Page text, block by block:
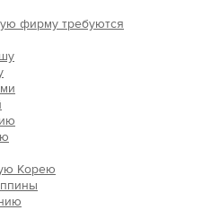
фирму требуются
Корею